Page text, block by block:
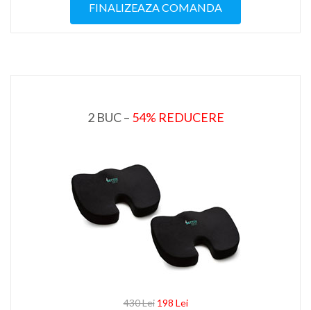
FINALIZEAZA COMANDA
2 BUC – 54% REDUCERE
430 Lei 198 Lei